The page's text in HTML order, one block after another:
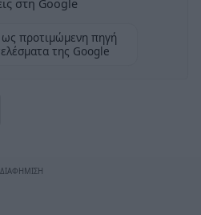
στη Google
προτιμώμενη πηγή
της Google